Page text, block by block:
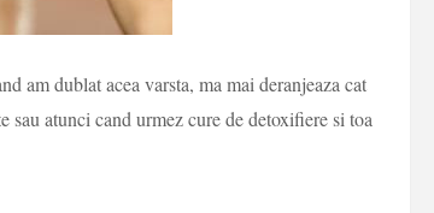
am dublat acea varsta, ma mai deranjeaza cat
atunci cand urmez cure de detoxifiere si toa